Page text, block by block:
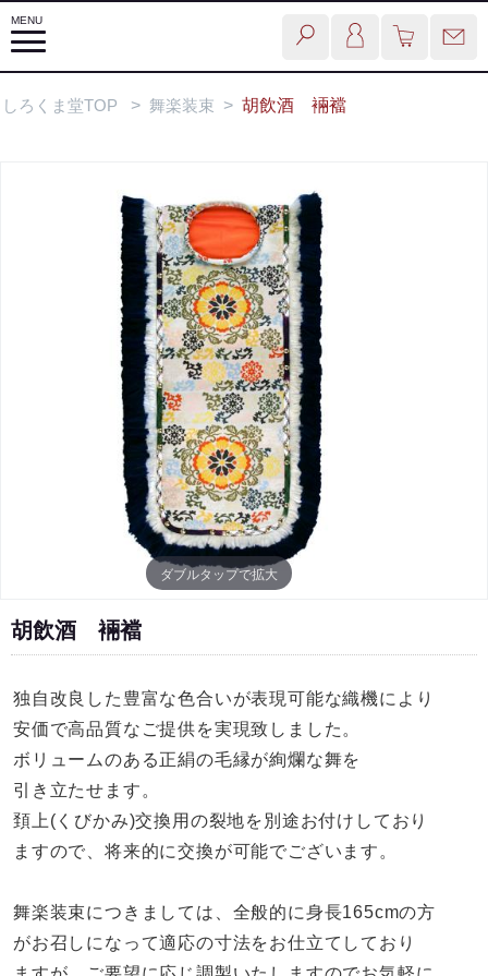
しろくま堂TOP > 舞楽装束 > 胡飲酒 裲襠
ダブルタップで拡大
胡飲酒 裲襠
独自改良した豊富な色合いが表現可能な織機により
安価で高品質なご提供を実現致しました。
ボリュームのある正絹の毛縁が絢爛な舞を
引き立たせます。
頚上(くびかみ)交換用の裂地を別途お付けしており
ますので、将来的に交換が可能でございます。
舞楽装束につきましては、全般的に身長165cmの方
がお召しになって適応の寸法をお仕立てしており